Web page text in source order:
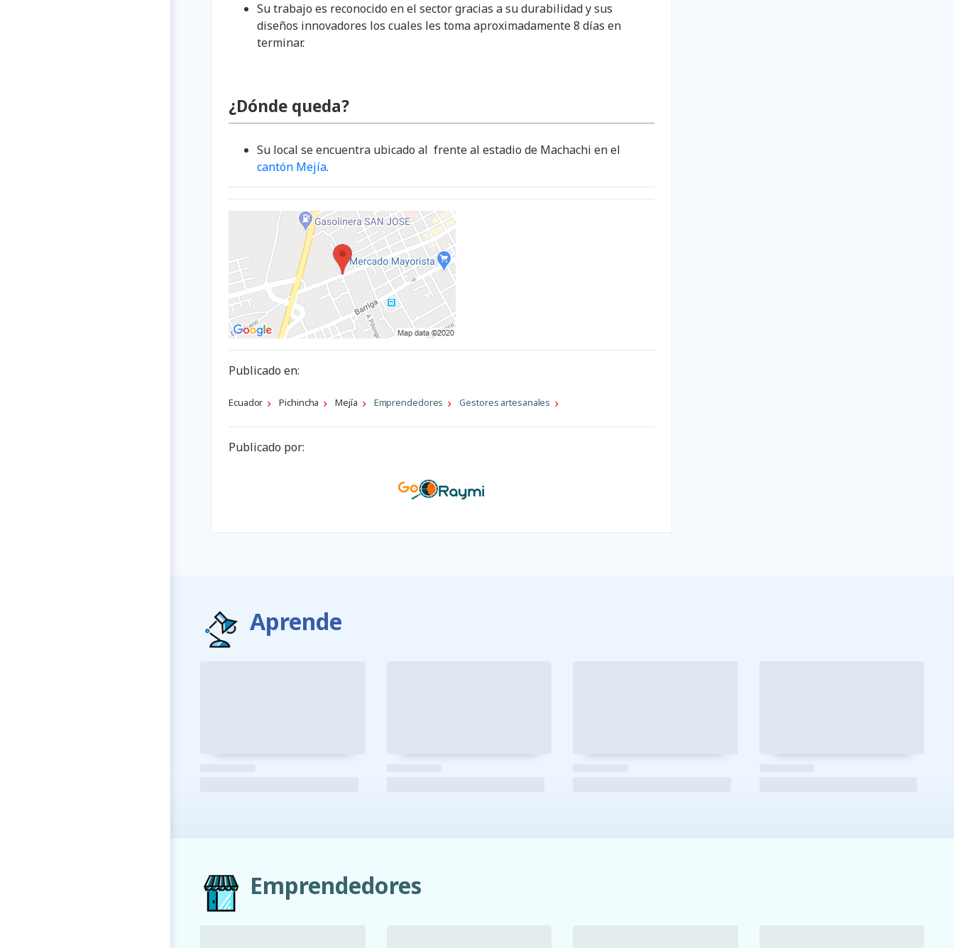
Su trabajo es reconocido en el sector gracias a su durabilidad y sus
diseños innovadores los cuales les toma aproximadamente 8 días en
terminar.
¿Dónde queda?
Su local se encuentra ubicado al frente al estadio de Machachi en el
cantón Mejía.
Publicado en:
Ecuador Pichincha Mejí­a Emprendedores Gestores artesanales
Publicado por:
Aprende
Emprendedores